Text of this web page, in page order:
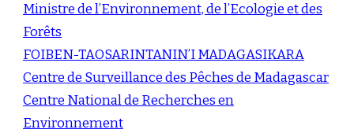
Ministre de l’Environnement, de l’Ecologie et des
Forêts
FOIBEN-TAOSARINTANIN’I MADAGASIKARA
Centre de Surveillance des Pêches de Madagascar
Centre National de Recherches en
Environnement